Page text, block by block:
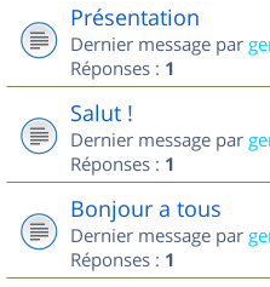
Présentation
Dernier message par
Réponses : 1
Salut !
Dernier message par
Réponses : 1
Bonjour a tous
Dernier message par
Réponses : 1